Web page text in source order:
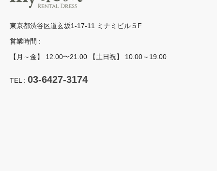
東京都渋谷区道玄坂1-17-11 ミナミビル５F
営業時間 :
【月～金】 12:00〜21:00 【土日祝】 10:00～19:00
TEL : 03-6427-3174